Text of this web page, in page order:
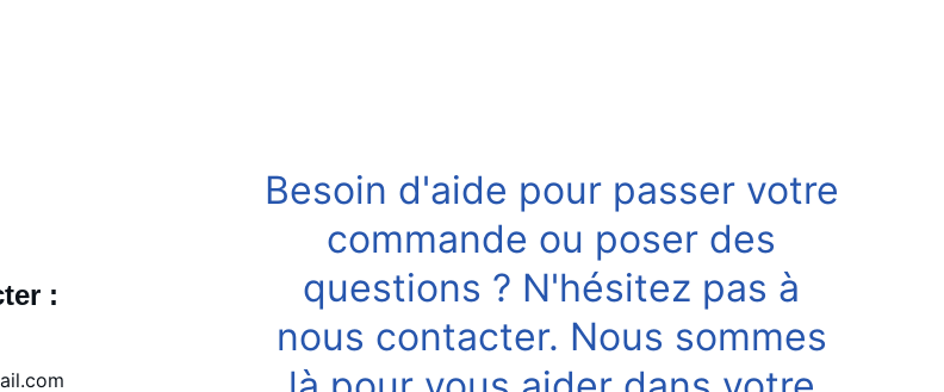
:
Besoin d'aide pour passer votre
commande ou poser des
questions ? N'hésitez pas à
nous contacter. Nous sommes